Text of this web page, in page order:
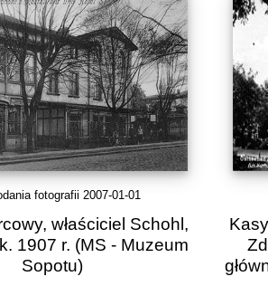
fotografii 2007-01-01
właściciel Schohl,
1907 r. (MS - Muzeum
Sopotu)